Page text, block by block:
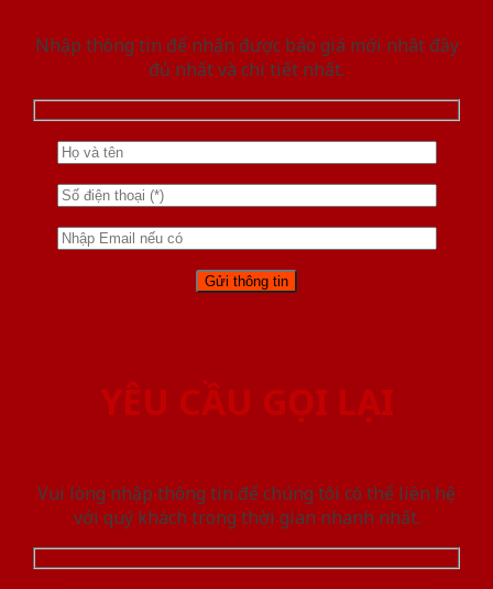
Nhập thông tin để nhận được báo giá mới nhât đầy
đủ nhất và chi tiết nhất.
YÊU CẦU GỌI LẠI
Vui lòng nhập thông tin để chúng tôi có thể liên hệ
với quý khách trong thời gian nhanh nhất.